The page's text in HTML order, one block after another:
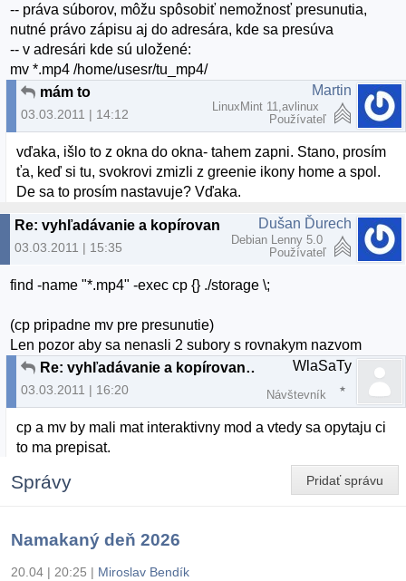
-- práva súborov, môžu spôsobiť nemožnosť presunutia,
nutné právo zápisu aj do adresára, kde sa presúva
-- v adresári kde sú uložené:
mv *.mp4 /home/usesr/tu_mp4/
mám to
03.03.2011 | 14:12
Martin
LinuxMint 11,avlinux
Používateľ
vďaka, išlo to z okna do okna- tahem zapni. Stano, prosím
ťa, keď si tu, svokrovi zmizli z greenie ikony home a spol.
De sa to prosím nastavuje? Vďaka.
03.03.2011 | 15:35
Dušan Ďurech
Debian Lenny 5.0
Používateľ
find -name "*.mp4" -exec cp {} ./storage \;
(cp pripadne mv pre presunutie)
Len pozor aby sa nenasli 2 subory s rovnakym nazvom
Re: vyhľadávanie a kopírovanie súborov
03.03.2011 | 16:20
WlaSaTy
Návštevník
cp a mv by mali mat interaktivny mod a vtedy sa opytaju ci
to ma prepisat.
Pridať správu
Správy
Namakaný deň 2026
20.04 | 20:25 | Miroslav Bendík